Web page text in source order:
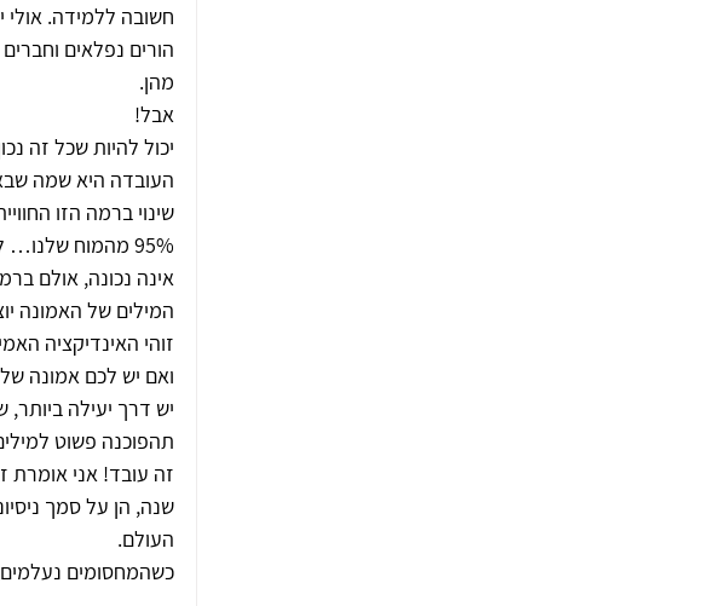
חשובה ללמידה.
הורים נפלאים
מהן.
אבל!
יכול להיות שכל זה
העובדה היא שמה
שינוי ברמה הזו
95% מהמוח
אינה נכונה, אולם
המילים של האמונה
זוהי האינדיקציה
ואם יש לכם אמונה
יש דרך יעילה
תהפוכנה פשוט
שנה, הן על סמך
העולם.
כשהמחסומים